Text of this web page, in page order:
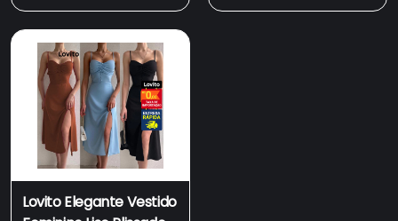
Lovito Elegante Vestido